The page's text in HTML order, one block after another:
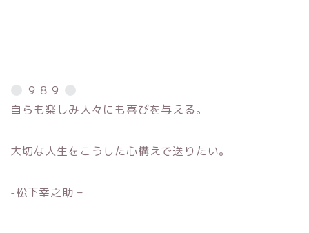
９８９
自らも楽しみ人々にも喜びを与える。
大切な人生をこうした心構えで送りたい。
-松下幸之助 –